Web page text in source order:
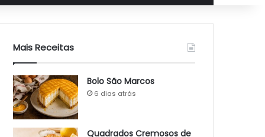
Mais Receitas
Bolo São Marcos
6 dias atrás
Quadrados Cremosos de